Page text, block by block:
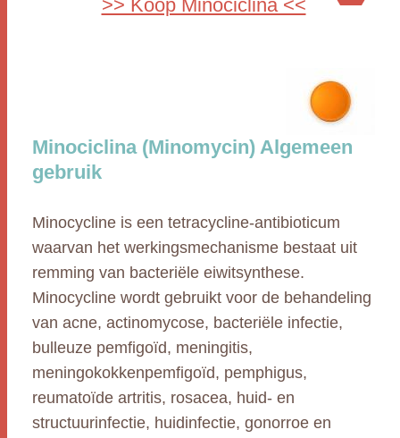
>> Koop Minociclina <<
Minociclina (Minomycin) Algemeen
gebruik
Minocycline is een tetracycline-antibioticum
waarvan het werkingsmechanisme bestaat uit
remming van bacteriële eiwitsynthese.
Minocycline wordt gebruikt voor de behandeling
van acne, actinomycose, bacteriële infectie,
bulleuze pemfigoïd, meningitis,
meningokokkenpemfigoïd, pemphigus,
reumatoïde artritis, rosacea, huid- en
structuurinfectie, huidinfectie, gonorroe en